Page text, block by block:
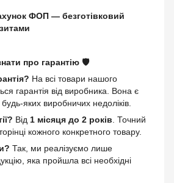
ФОП — безготівковий
про гарантію 🛡️
На всі товари нашого
гарантія від виробника. Вона є
яких виробничих недоліків.
Від 1 місяця до 2 років . Точний
кожного конкретного товару.
Так, ми реалізуємо лише
яка пройшла всі необхідні